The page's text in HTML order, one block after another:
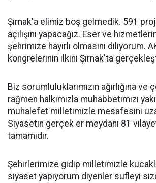
Şırnak'a elimiz boş gelmedik. 591
açılışını yapacağız. Eser ve
şehrimize hayırlı olmasını diliyorum.
kongrelerinin ilkini Şırnak'ta
Biz sorumluluklarımızın ağırlığına ve
rağmen halkımızla muhabbetimizi
muhalefet milletimizle mesafesini
Siyasetin gerçek er meydanı 81
tamamıdır.
Şehirlerimize gidip milletimizle
siyaset yapıyorum diyenler sufleyi